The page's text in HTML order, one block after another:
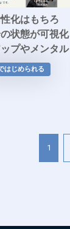
化はもちろ
状態が可視化
プやメンタル
率化に最適な
WA」
はじめられる
1